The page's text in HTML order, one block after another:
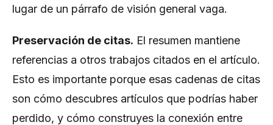
lugar de un párrafo de visión general vaga.
Preservación de citas. El resumen mantiene
referencias a otros trabajos citados en el artículo.
Esto es importante porque esas cadenas de citas
son cómo descubres artículos que podrías haber
perdido, y cómo construyes la conexión entre